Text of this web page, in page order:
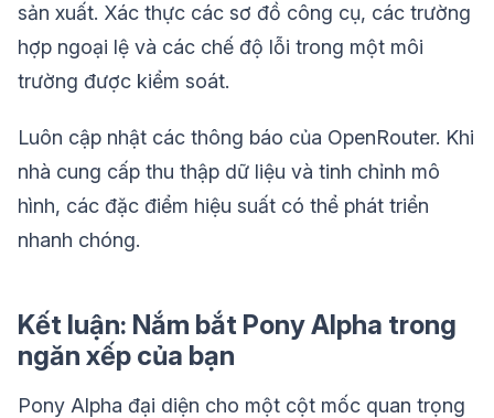
sản xuất. Xác thực các sơ đồ công cụ, các trường
hợp ngoại lệ và các chế độ lỗi trong một môi
trường được kiểm soát.
Luôn cập nhật các thông báo của OpenRouter. Khi
nhà cung cấp thu thập dữ liệu và tinh chỉnh mô
hình, các đặc điểm hiệu suất có thể phát triển
nhanh chóng.
Kết luận: Nắm bắt Pony Alpha trong
ngăn xếp của bạn
Pony Alpha đại diện cho một cột mốc quan trọng